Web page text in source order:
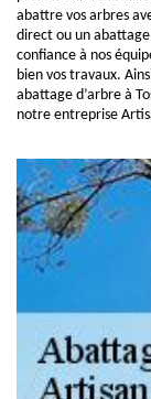
abattre vos arbres
direct ou un
confiance à nos
bien vos travaux.
abattage d’arbre à
notre entreprise